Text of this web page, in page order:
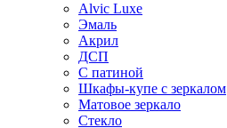
Alvic Luxe
Эмаль
Акрил
ДСП
С патиной
Шкафы-купе с зеркалом
Матовое зеркало
Стекло